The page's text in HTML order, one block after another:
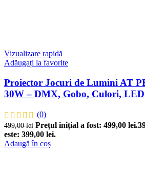
Vizualizare rapidă
Adăugați la favorite
Proiector Jocuri de Lumini AT
30W – DMX, Gobo, Culori, LED
(0)
499,00lei Prețul inițial a fost: 499,00 lei.
este: 399,00 lei.
Adaugă în coș